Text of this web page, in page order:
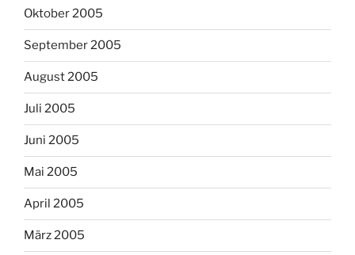
Oktober 2005
September 2005
August 2005
Juli 2005
Juni 2005
Mai 2005
April 2005
März 2005